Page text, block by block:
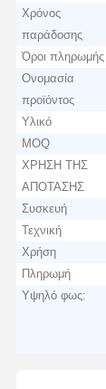
Χρόνος
παράδοσης
Όροι πληρωμής
Ονομασία
προϊόντος
Υλικό
MOQ
ΧΡΗΣΗ ΤΗΣ
ΑΠΟΤΑΣΗΣ
Συσκευή
Τεχνική
Χρήση
Πληρωμή
Υψηλό φως: